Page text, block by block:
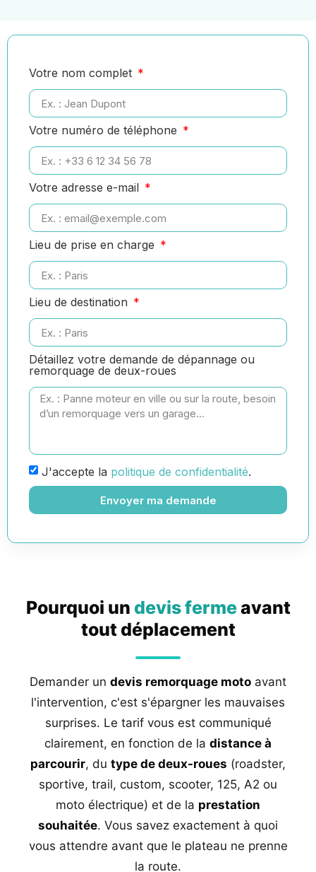
Votre nom complet
Votre numéro de téléphone
Votre adresse e-mail
Lieu de prise en charge
Lieu de destination
Détaillez votre demande de dépannage ou
remorquage de deux-roues
J'accepte la politique de confidentialité.
Envoyer ma demande
Pourquoi un devis fermeavant
tout déplacement
Demander un devis remorquage moto avant
l'intervention, c'est s'épargner les mauvaises
surprises. Le tarif vous est communiqué
clairement, en fonction de la distance à
parcourir, du type de deux-roues (roadster,
sportive, trail, custom, scooter, 125, A2 ou
moto électrique) et de la prestation
souhaitée. Vous savez exactement à quoi
vous attendre avant que le plateau ne prenne
la route.